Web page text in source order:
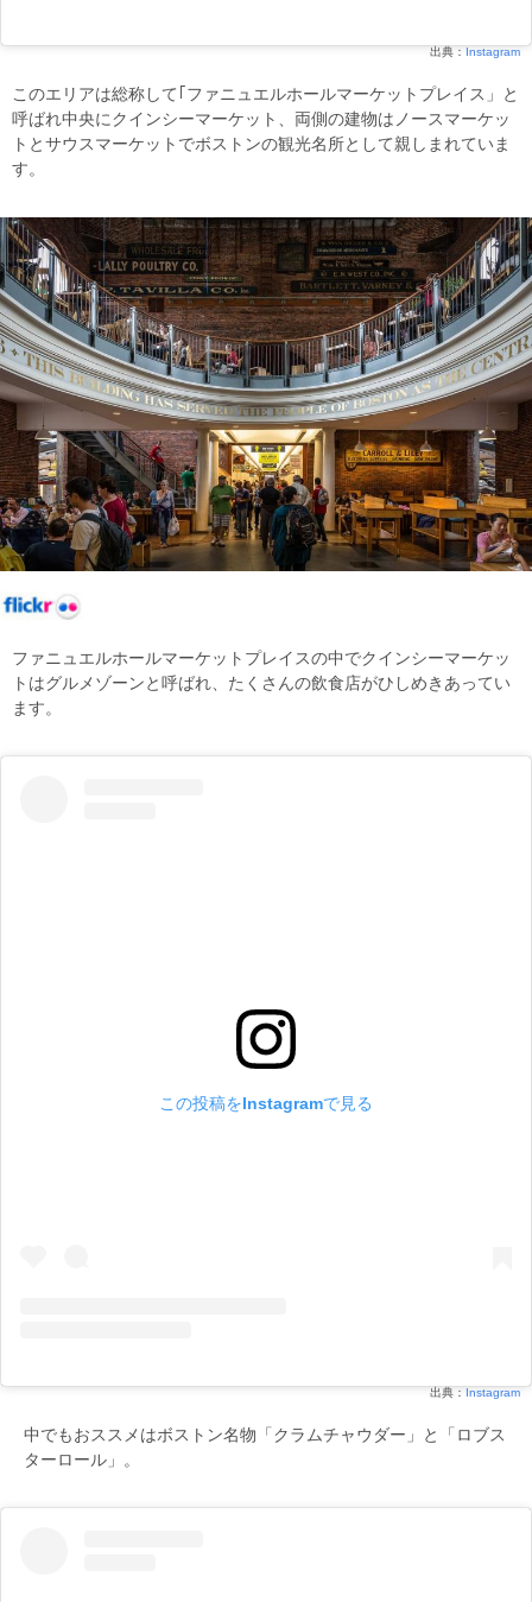
出典： Instagram
このエリアは総称して｢ファニュエルホールマーケットプレイス」と
呼ばれ中央にクインシーマーケット、両側の建物はノースマーケッ
トとサウスマーケットでボストンの観光名所として親しまれていま
す。
ファニュエルホールマーケットプレイスの中でクインシーマーケッ
トはグルメゾーンと呼ばれ、たくさんの飲食店がひしめきあってい
ます。
この投稿をInstagramで見る
出典： Instagram
中でもおススメはボストン名物「クラムチャウダー」と「ロブス
ターロール」。